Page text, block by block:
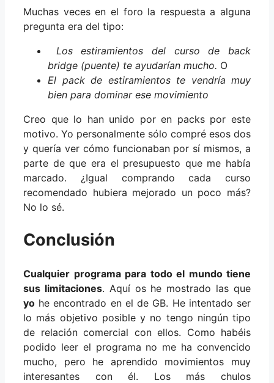
Muchas veces en el foro la respuesta a alguna
pregunta era del tipo:
Los estiramientos del curso de back
bridge (puente) te ayudarían mucho. O
El pack de estiramientos te vendría muy
bien para dominar ese movimiento
Creo que lo han unido por en packs por este
motivo. Yo personalmente sólo compré esos dos
y quería ver cómo funcionaban por sí mismos, a
parte de que era el presupuesto que me había
marcado. ¿Igual comprando cada curso
recomendado hubiera mejorado un poco más?
No lo sé.
Conclusión
Cualquier programa para todo el mundo tiene
sus limitaciones. Aquí os he mostrado las que
yo he encontrado en el de GB. He intentado ser
lo más objetivo posible y no tengo ningún tipo
de relación comercial con ellos. Como habéis
podido leer el programa no me ha convencido
mucho, pero he aprendido movimientos muy
interesantes con él. Los más chulos